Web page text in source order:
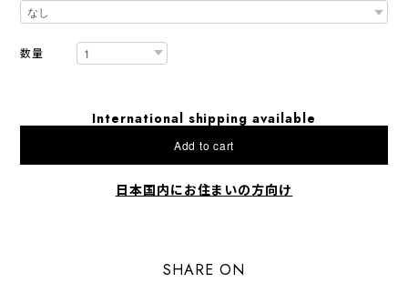
数量
International shipping available
Add to cart
日本国内にお住まいの方向け
SHARE ON